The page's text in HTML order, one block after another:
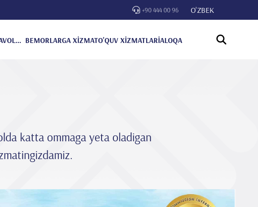
+90 444 00 96 O'ZBEK
BO'LIMLAR VA DAVOLANISH BEMORLARGA XİZMATO'QUV XİZMATLARİALOQA
katta ommaga yeta oladigan